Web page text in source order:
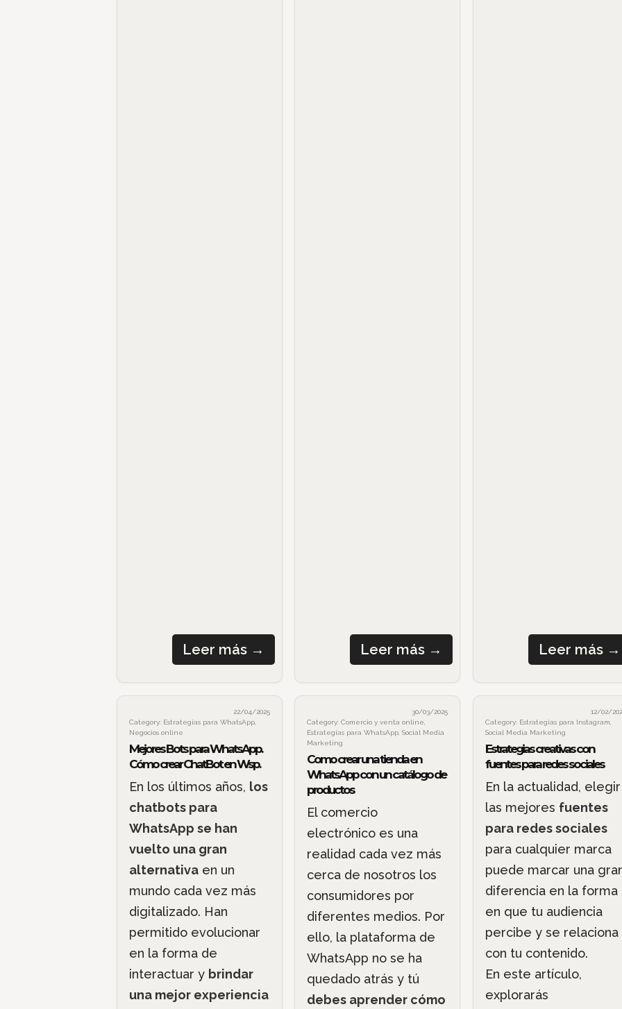
Leer más → Leer más → Leer más →
22/04/2025
Category: Estrategias para WhatsApp,
Negocios online
Mejores Bots para WhatsApp.
Cómo crear ChatBot en Wsp.
En los últimos años, los
chatbots para
WhatsApp se han
vuelto una gran
alternativaen un
mundo cada vez más
digitalizado. Han
permitido evolucionar
en la forma de
interactuar y brindar
una mejor experiencia
30/03/2025
Category:Comercio y venta online
Estrategias para WhatsApp ,Social Media
Marketing
Como crear una tienda en
WhatsApp con un catálogo de
productos
El comercio
electrónico es una
realidad cada vez más
cerca de nosotros los
consumidores por
diferentes medios. Por
ello, la plataforma de
WhatsApp no se ha
quedado atrás y tú
debes aprender cómo
12/02/
Category: Estrategias para Instagram
Social Media Marketing
Estrategias creativas con
fuentes para redes sociales
En la actualidad, elegir
las mejores fuentes
para redes sociales
para cualquier marca
puede marcar una
diferencia en la forma
en que tu audiencia
percibe y se relaciona
con tu contenido.
En este artículo,
explorarás